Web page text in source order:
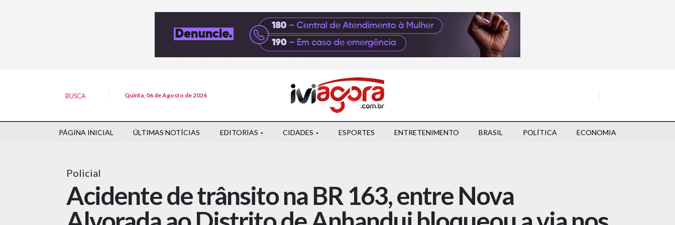
BUSCA Quinta, 06 de Agosto de 2026
PÁGINA INICIAL ÚLTIMAS NOTÍCIAS EDITORIAS CIDADES ESPORTES ENTRETENIMENTO BRASIL POLÍTICA ECONOMIA
Policial
Acidente de trânsito na BR 163, entre Nova